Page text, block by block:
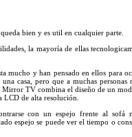
bien y es util en cualquier parte.
la mayoría de ellas
mucho y han pensado en ellos para
casa, pero que a muchas personas
Mirror TVcombina el diseño de un
LCD de alta resolución.
con un espejo frente al sofá
espejo se puede ver el tiempo o